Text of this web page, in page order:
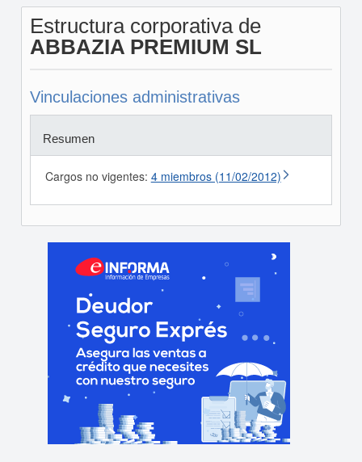
Estructura corporativa de
ABBAZIA PREMIUM SL
Vinculaciones administrativas
Resumen
Cargos no vigentes: 4 miembros (11/02/2012)